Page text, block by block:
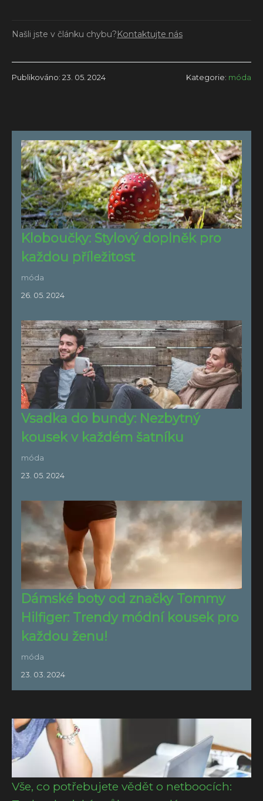
Našli jste v článku chybu?Kontaktujte nás
Publikováno: 23. 05. 2024 Kategorie: móda
Kloboučky: Stylový doplněk pro
každou příležitost
móda
26. 05. 2024
Vsadka do bundy: Nezbytný
kousek v každém šatníku
móda
23. 05. 2024
Dámské boty od značky Tommy
Hilfiger: Trendy módní kousek pro
každou ženu!
móda
23. 03. 2024
Vše, co potřebujete vědět o netboocích: